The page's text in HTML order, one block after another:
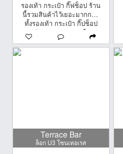
รองเท้า กระเป๋า กิ๊ฟช็อป ร้าน
นี้รวมสินค้าไว้เยอะมากกกก
ทั้งรองเท้า กระเป๋า กิ๊ปช็อป
น่ารักๆ งานสวย งานใหม่
งานทันสมัย ไม่ตกเทรนด์
ใครเข้ามาที่ร้าน บอกเลยว่า
Terrace Bar
ล็อก U3 โซนเทอเรส